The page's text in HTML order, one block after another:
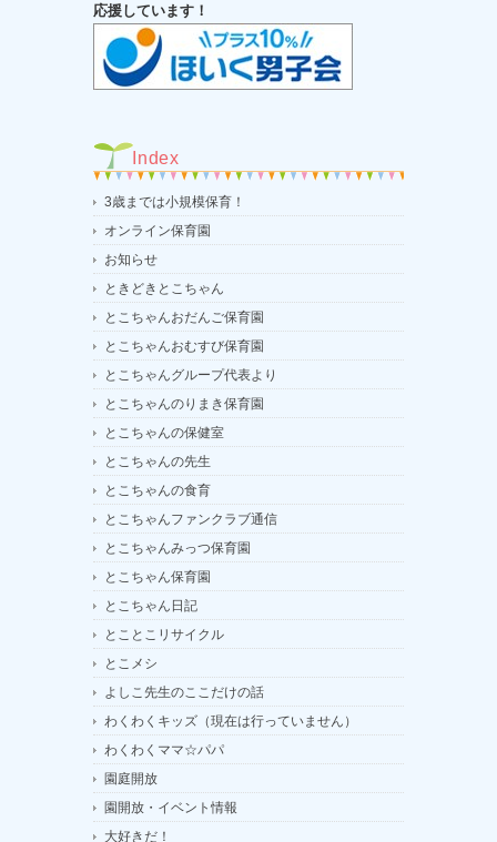
応援しています！
Index
3歳までは小規模保育！
オンライン保育園
お知らせ
ときどきとこちゃん
とこちゃんおだんご保育園
とこちゃんおむすび保育園
とこちゃんグループ代表より
とこちゃんのりまき保育園
とこちゃんの保健室
とこちゃんの先生
とこちゃんの食育
とこちゃんファンクラブ通信
とこちゃんみっつ保育園
とこちゃん保育園
とこちゃん日記
とことこリサイクル
とこメシ
よしこ先生のここだけの話
わくわくキッズ（現在は行っていません）
わくわくママ☆パパ
園庭開放
園開放・イベント情報
大好きだ！